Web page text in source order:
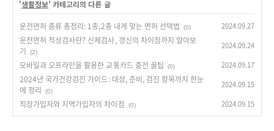
'생활정보' 카테고리의 다른 글
운전면허 종류 총정리: 1종,2종 내게 맞는 면허 선택법 (0) 2024.09.27
운전면허 적성검사란? 신체검사, 갱신의 차이점까지 알아보
기
(2)
2024.09.24
모바일과 오프라인을 활용한 교통카드 충전 꿀팁 (0) 2024.09.17
2024년 국가건강검진 가이드: 대상, 준비, 검진 항목까지 한눈
에 정리
(0)
2024.09.15
직장가입자와 지역가입자의 차이점 (0) 2024.09.15